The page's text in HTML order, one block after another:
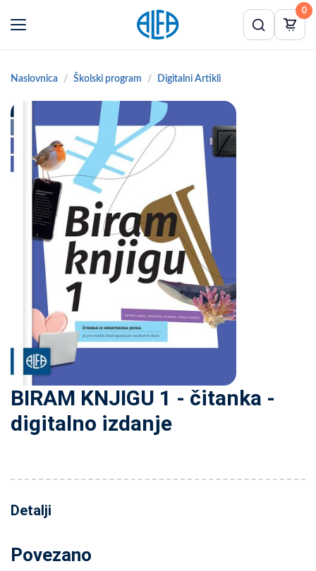
0
Naslovnica Školski program Digitalni Artikli
BIRAM KNJIGU 1 - čitanka -
digitalno izdanje
Detalji
Povezano